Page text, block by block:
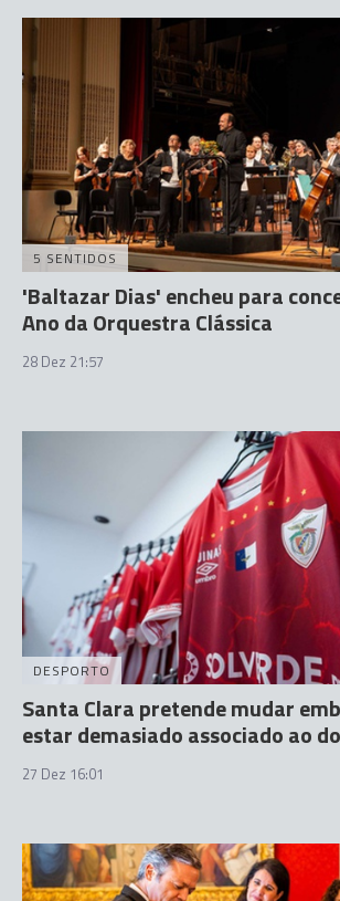
5 SENTIDOS
'Baltazar Dias' encheu para
Ano da Orquestra Clássica
28 Dez 21:57
DESPORTO
Santa Clara pretende mudar
estar demasiado associado ao
27 Dez 16:01